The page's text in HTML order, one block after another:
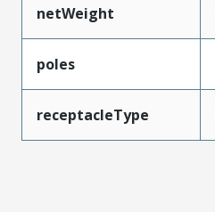
netWeight
poles
receptacleType